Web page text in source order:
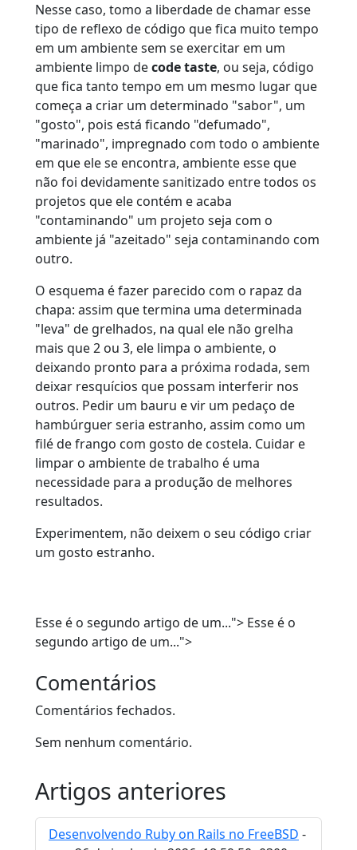
Nesse caso, tomo a liberdade de chamar esse
tipo de reflexo de código que fica muito tempo
em um ambiente sem se exercitar em um
ambiente limpo decode taste, ou seja, código
que fica tanto tempo em um mesmo lugar que
começa a criar um determinado "sabor", um
"gosto", pois está ficando "defumado",
"marinado", impregnado com todo o ambiente
em que ele se encontra, ambiente esse que
não foi devidamente sanitizado entre todos os
projetos que ele contém e acaba
"contaminando" um projeto seja com o
ambiente já "azeitado" seja contaminando com
outro.
O esquema é fazer parecido com o rapaz da
chapa: assim que termina uma determinada
"leva" de grelhados, na qual ele não grelha
mais que 2 ou 3, ele limpa o ambiente, o
deixando pronto para a próxima rodada, sem
deixar resquícios que possam interferir nos
outros. Pedir um bauru e vir um pedaço de
hambúrguer seria estranho, assim como um
filé de frango com gosto de costela. Cuidar e
limpar o ambiente de trabalho é uma
necessidade para a produção de melhores
resultados.
Experimentem, não deixem o seu código criar
um gosto estranho.
Esse é o segundo artigo de um..."> Esse é o
segundo artigo de um...">
Comentários
Comentários fechados.
Sem nenhum comentário.
Artigos anteriores
Desenvolvendo Ruby on Rails no FreeBSD -